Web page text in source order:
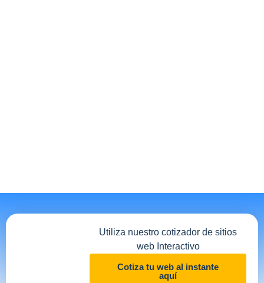
Utiliza nuestro cotizador de sitios
web Interactivo
Cotiza tu web al instante
aquí